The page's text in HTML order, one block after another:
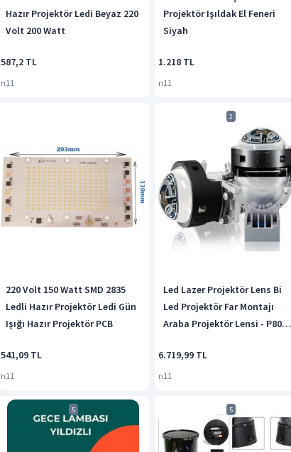
Hazır Projektör Ledi Beyaz 220
Volt 200 Watt
587,2 TL
n11
Projektör Işıldak El Feneri
Siyah
1.218 TL
n11
220 Volt 150 Watt SMD 2835
Ledli Hazır Projektör Ledi Gün
Işığı Hazır Projektör PCB
541,09 TL
n11
2
Led Lazer Projektör Lens Bi
Led Projektör Far Montajı
Araba Projektör Lensi - P80
6.719,99 TL
n11
5 5